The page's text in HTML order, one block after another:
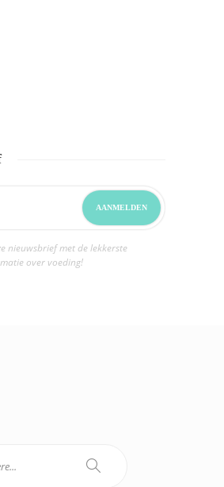
nieuwsbrief met de lekkerste
over voeding!